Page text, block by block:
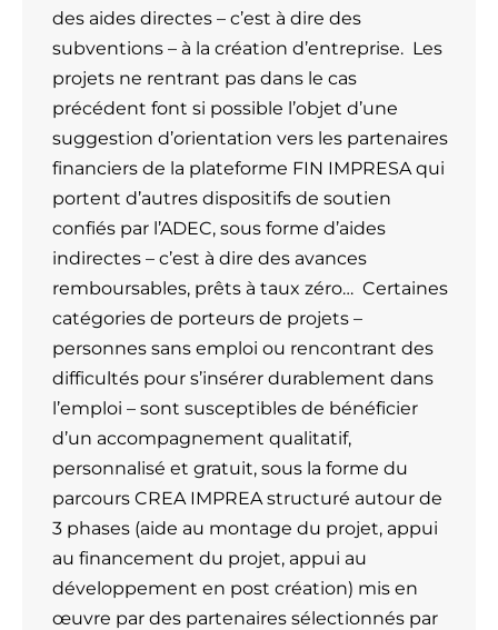
des aides directes – c’est à dire des
subventions – à la création d’entreprise. Les
projets ne rentrant pas dans le cas
précédent font si possible l’objet d’une
suggestion d’orientation vers les partenaires
financiers de la plateforme FIN IMPRESA qui
portent d’autres dispositifs de soutien
confiés par l’ADEC, sous forme d’aides
indirectes – c’est à dire des avances
remboursables, prêts à taux zéro… Certaines
catégories de porteurs de projets –
personnes sans emploi ou rencontrant des
difficultés pour s’insérer durablement dans
l’emploi – sont susceptibles de bénéficier
d’un accompagnement qualitatif,
personnalisé et gratuit, sous la forme du
parcours CREA IMPREA structuré autour de
3 phases (aide au montage du projet, appui
au financement du projet, appui au
développement en post création) mis en
œuvre par des partenaires sélectionnés par